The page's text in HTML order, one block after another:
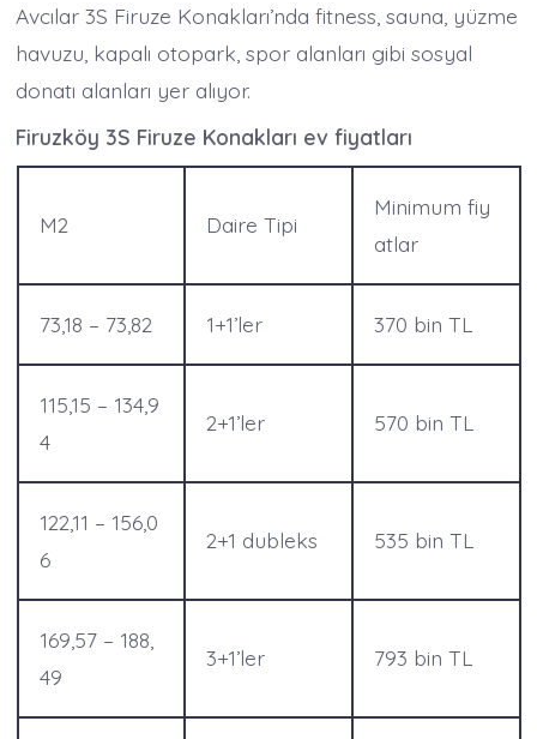
Avcılar 3S Firuze Konakları’nda fitness, sauna, yüzme
havuzu, kapalı otopark, spor alanları gibi sosyal
donatı alanları yer alıyor.
Firuzköy 3S Firuze Konakları ev fiyatları
M2 Daire Tipi
Minimum fiy
atlar
73,18 – 73,82 1+1’ler 370 bin TL
115,15 – 134,9
4
2+1’ler 570 bin TL
122,11 – 156,0
6
2+1 dubleks 535 bin TL
169,57 – 188,
49
3+1’ler 793 bin TL